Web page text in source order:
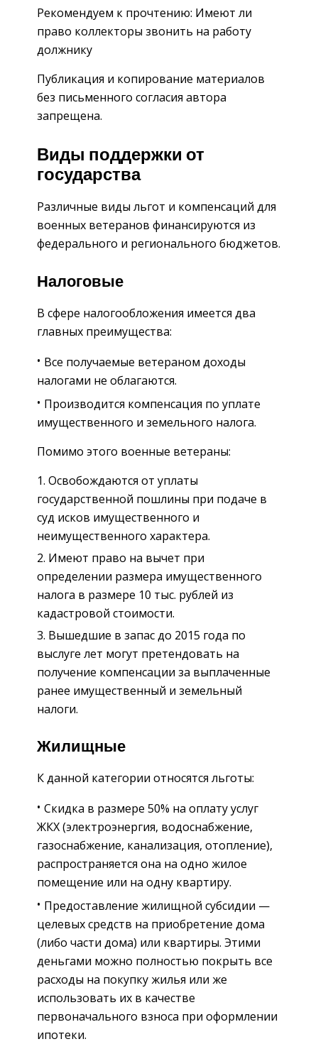
Рекомендуем к прочтению: Имеют ли
право коллекторы звонить на работу
должнику
Публикация и копирование материалов
без письменного согласия автора
запрещена.
Виды поддержки от
государства
Различные виды льгот и компенсаций для
военных ветеранов финансируются из
федерального и регионального бюджетов.
Налоговые
В сфере налогообложения имеется два
главных преимущества:
Все получаемые ветераном доходы
налогами не облагаются.
Производится компенсация по уплате
имущественного и земельного налога.
Помимо этого военные ветераны:
Освобождаются от уплаты
государственной пошлины при подаче в
суд исков имущественного и
неимущественного характера.
Имеют право на вычет при
определении размера имущественного
налога в размере 10 тыс. рублей из
кадастровой стоимости.
Вышедшие в запас до 2015 года по
выслуге лет могут претендовать на
получение компенсации за выплаченные
ранее имущественный и земельный
налоги.
Жилищные
К данной категории относятся льготы:
Скидка в размере 50% на оплату услуг
ЖКХ (электроэнергия, водоснабжение,
газоснабжение, канализация, отопление),
распространяется она на одно жилое
помещение или на одну квартиру.
Предоставление жилищной субсидии —
целевых средств на приобретение дома
(либо части дома) или квартиры. Этими
деньгами можно полностью покрыть все
расходы на покупку жилья или же
использовать их в качестве
первоначального взноса при оформлении
ипотеки.